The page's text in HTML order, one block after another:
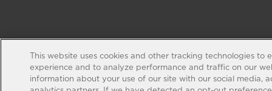
This website uses cookies and other tracking technologies to
experience and to analyze performance and traffic on our
information about your use of our site with our social media,